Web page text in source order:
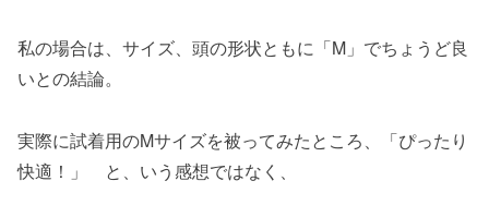
私の場合は、サイズ、頭の形状ともに「M」でちょうど良
いとの結論。
実際に試着用のMサイズを被ってみたところ、「ぴったり
快適！」 と、いう感想ではなく、